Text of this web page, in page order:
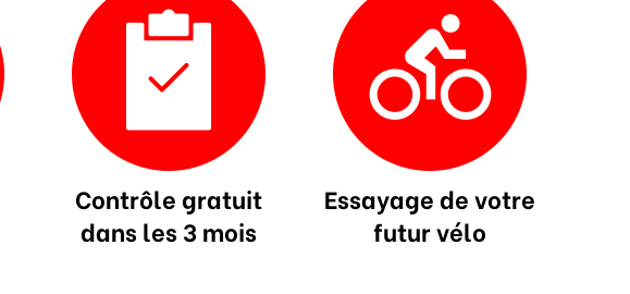
Contrôle gratuit
dans les 3 mois
Essayage de votre
futur vélo